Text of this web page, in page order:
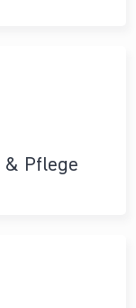
& Pflege